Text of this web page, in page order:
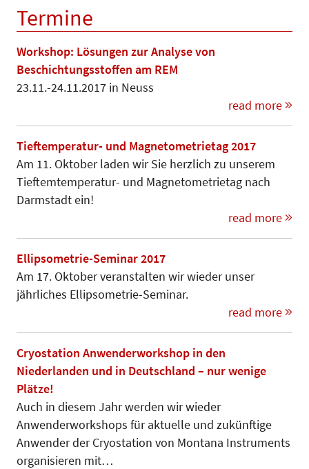
Termine
Workshop: Lösungen zur Analyse von
Beschichtungsstoffen am REM
23.11.-24.11.2017 in Neuss
read more
Tieftemperatur- und Magnetometrietag 2017
Am 11. Oktober laden wir Sie herzlich zu unserem
Tieftemtemperatur- und Magnetometrietag nach
Darmstadt ein!
read more
Ellipsometrie-Seminar 2017
Am 17. Oktober veranstalten wir wieder unser
jährliches Ellipsometrie-Seminar.
read more
Cryostation Anwenderworkshop in den
Niederlanden und in Deutschland – nur wenige
Plätze!
Auch in diesem Jahr werden wir wieder
Anwenderworkshops für aktuelle und zukünftige
Anwender der Cryostation von Montana Instruments
organisieren mit…